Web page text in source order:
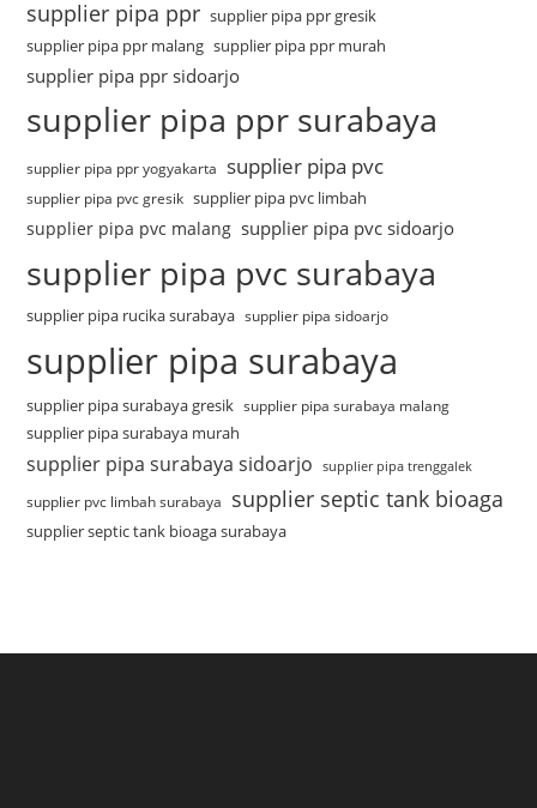
supplier pipa ppr supplier pipa ppr gresik
supplier pipa ppr malang supplier pipa ppr murah
supplier pipa ppr sidoarjo
supplier pipa ppr surabaya
supplier pipa ppr yogyakarta supplier pipa pvc
supplier pipa pvc gresik supplier pipa pvc limbah
supplier pipa pvc malang supplier pipa pvc sidoarjo
supplier pipa pvc surabaya
supplier pipa rucika surabaya supplier pipa sidoarjo
supplier pipa surabaya
supplier pipa surabaya gresik supplier pipa surabaya malang
supplier pipa surabaya murah
supplier pipa surabaya sidoarjo supplier pipa trenggalek
supplier pvc limbah surabaya supplier septic tank bioaga
supplier septic tank bioaga surabaya